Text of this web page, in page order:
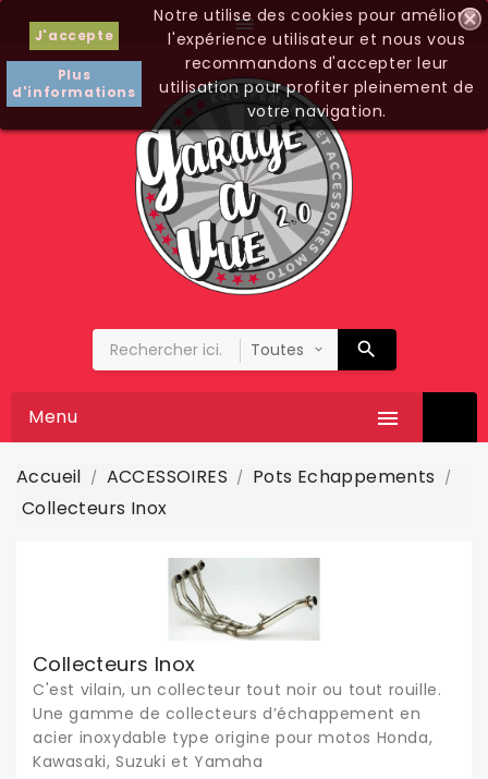

J'accepte
Plus
d'informations
Notre utilise des cookies pour améliorer
l'expérience utilisateur et nous vous
recommandons d'accepter leur
utilisation pour profiter pleinement de
votre navigation.

Menu
Accueil ACCESSOIRES
Pots Echappements
Collecteurs Inox
Collecteurs Inox
C'est vilain, un collecteur tout noir ou tout rouille.
Une gamme de collecteurs d’échappement en
acier inoxydable type origine pour motos Honda,
Kawasaki, Suzuki et Yamaha